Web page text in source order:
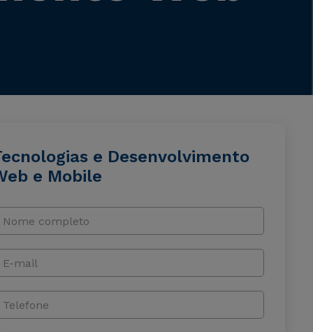
e Desenvolvimento
e Mobile
Nome completo
E-mail
Telefone